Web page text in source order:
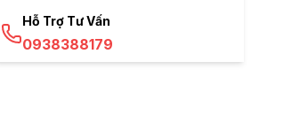
Hỗ Trợ Tư Vấn
0938388179